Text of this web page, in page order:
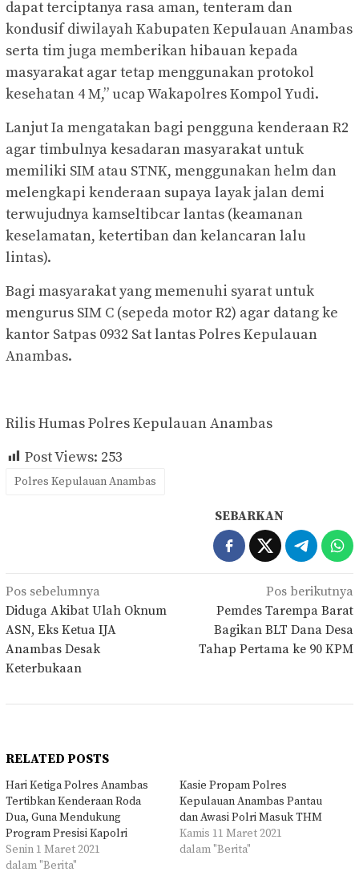
dapat terciptanya rasa aman, tenteram dan
kondusif diwilayah Kabupaten Kepulauan Anambas
serta tim juga memberikan hibauan kepada
masyarakat agar tetap menggunakan protokol
kesehatan 4 M,” ucap Wakapolres Kompol Yudi.
Lanjut Ia mengatakan bagi pengguna kenderaan R2
agar timbulnya kesadaran masyarakat untuk
memiliki SIM atau STNK, menggunakan helm dan
melengkapi kenderaan supaya layak jalan demi
terwujudnya kamseltibcar lantas (keamanan
keselamatan, ketertiban dan kelancaran lalu
lintas).
Bagi masyarakat yang memenuhi syarat untuk
mengurus SIM C (sepeda motor R2) agar datang ke
kantor Satpas 0932 Sat lantas Polres Kepulauan
Anambas.
Rilis Humas Polres Kepulauan Anambas
Post Views: 253
Polres Kepulauan Anambas
SEBARKAN
Navigasi
pos
Pos sebelumnya
Diduga Akibat Ulah Oknum
ASN, Eks Ketua IJA
Anambas Desak
Keterbukaan
Pos berikutnya
Pemdes Tarempa Barat
Bagikan BLT Dana Desa
Tahap Pertama ke 90 KPM
RELATED POSTS
Hari Ketiga Polres Anambas
Tertibkan Kenderaan Roda
Dua, Guna Mendukung
Program Presisi Kapolri
Senin 1 Maret 2021
dalam "Berita"
Kasie Propam Polres
Kepulauan Anambas Pantau
dan Awasi Polri Masuk THM
Kamis 11 Maret 2021
dalam "Berita"